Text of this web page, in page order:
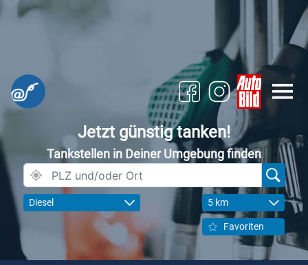
Jetzt günstig tanken!
Tankstellen in Deiner Umgebung finden
Diesel 5 km
Favoriten